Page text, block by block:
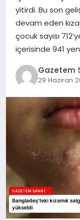
EĞITIM
yitirdi. Bu son
devam eden
çocuk sayısı
içerisinde 941
Gazetem
29 Haziran